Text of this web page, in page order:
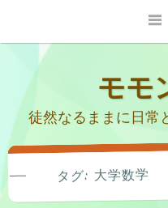
モモ
徒然なるままに日常
タグ: 大学数学